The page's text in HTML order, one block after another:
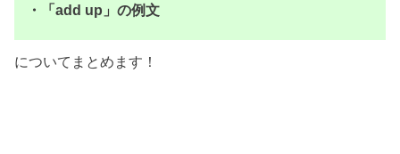
・「add up」の例文
についてまとめます！